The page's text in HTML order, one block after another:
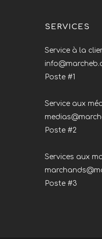
SERVICES
Service à la
Poste #1
Service aux
Poste #2
Services aux
Poste #3